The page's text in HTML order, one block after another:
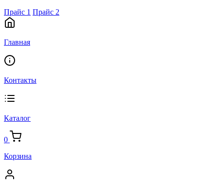
Прайс 1 Прайс 2
Главная
Контакты
Каталог
0
Корзина